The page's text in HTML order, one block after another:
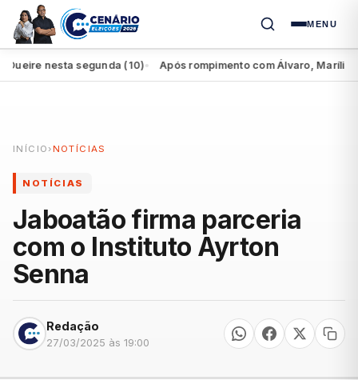
MENU
nesta segunda (10) ● Após rompimento com Álvaro, Marília
INÍCIO › NOTÍCIAS
NOTÍCIAS
Jaboatão firma parceria
com o Instituto Ayrton
Senna
Redação
27/03/2025 às 19:00